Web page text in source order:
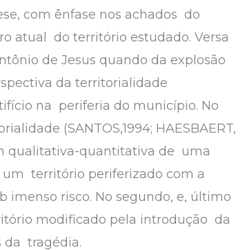
com ênfase nos achados do
atual do território estudado. Versa
de Jesus quando da explosão
da territorialidade
na periferia do município. No
(SANTOS,1994; HAESBAERT,
qualitativa-quantitativa de uma
um território periferizado com a
risco. No segundo, e, último
modificado pela introdução da
da tragédia.